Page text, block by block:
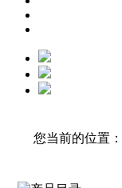
您当前的位置：